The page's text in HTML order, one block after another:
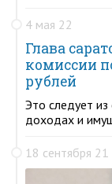
4 мая 22
Глава
комиссии
рублей
Это следует
доходах и
18 сентября 21